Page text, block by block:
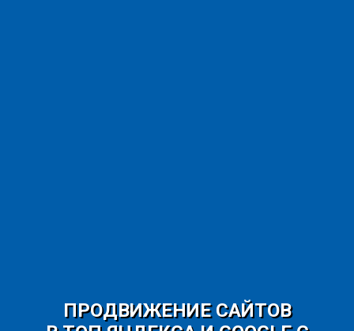
ПРОДВИЖЕНИЕ САЙТОВ